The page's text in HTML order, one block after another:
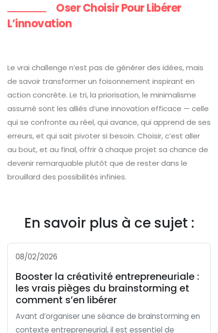
Oser Choisir Pour Libérer
L’innovation
Le vrai challenge n’est pas de générer des idées, mais
de savoir transformer un foisonnement inspirant en
action concrète. Le tri, la priorisation, le minimalisme
assumé sont les alliés d’une innovation efficace — celle
qui se confronte au réel, qui avance, qui apprend de ses
erreurs, et qui sait pivoter si besoin. Choisir, c’est aller
au bout, et au final, offrir à chaque projet sa chance de
devenir remarquable plutôt que de rester dans le
brouillard des possibilités infinies.
En savoir plus à ce sujet :
08/02/2026
Booster la créativité entrepreneuriale :
les vrais pièges du brainstorming et
comment s’en libérer
Avant d’organiser une séance de brainstorming en
contexte entrepreneurial, il est essentiel de